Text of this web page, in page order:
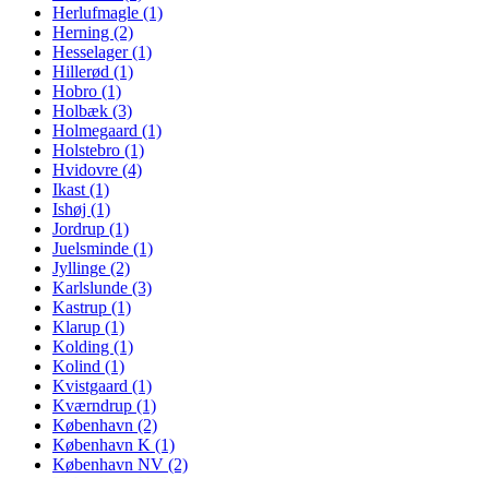
Herlufmagle (1)
Herning (2)
Hesselager (1)
Hillerød (1)
Hobro (1)
Holbæk (3)
Holmegaard (1)
Holstebro (1)
Hvidovre (4)
Ikast (1)
Ishøj (1)
Jordrup (1)
Juelsminde (1)
Jyllinge (2)
Karlslunde (3)
Kastrup (1)
Klarup (1)
Kolding (1)
Kolind (1)
Kvistgaard (1)
Kværndrup (1)
København (2)
København K (1)
København NV (2)